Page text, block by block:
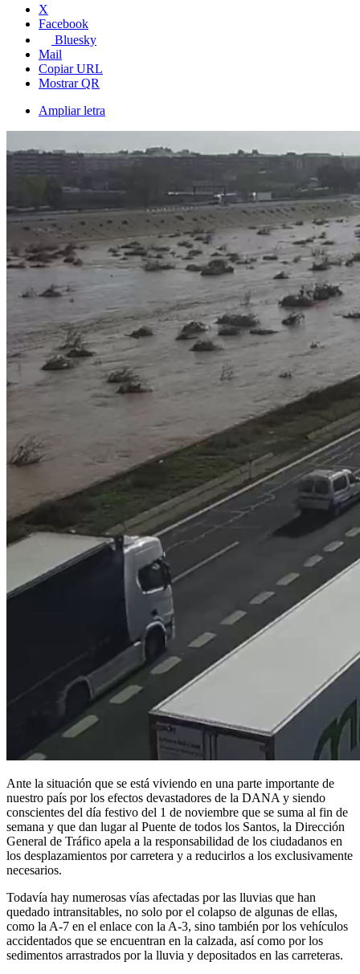
X
Facebook
Bluesky
Mail
Copiar URL
Mostrar QR
Ampliar letra
Ante la situación que se está viviendo en una parte importante de
nuestro país por los efectos devastadores de la DANA y siendo
conscientes del día festivo del 1 de noviembre que se suma al fin de
semana y que dan lugar al Puente de todos los Santos, la Dirección
General de Tráfico apela a la responsabilidad de los ciudadanos en
los desplazamientos por carretera y a reducirlos a los exclusivamente
necesarios.
Todavía hay numerosas vías afectadas por las lluvias que han
quedado intransitables, no solo por el colapso de algunas de ellas,
como la A-7 en el enlace con la A-3, sino también por los vehículos
accidentados que se encuentran en la calzada, así como por los
sedimentos arrastrados por la lluvia y depositados en las carreteras.